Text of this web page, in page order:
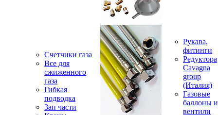
Счетчики газа
Все для
сжиженного
газа
Гибкая
подводка
Зап части
Рукава,
фитинги
Редуктора
Cavagna
group
(Италия)
Газовые
баллоны и
вентили